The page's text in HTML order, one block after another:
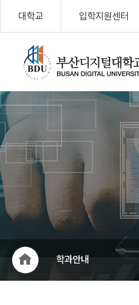
대학교 입학지원센터
나를 위한 변
화, Change
My Life!
부산디지
털대학교
학과안내